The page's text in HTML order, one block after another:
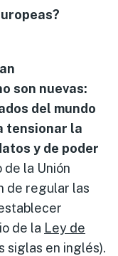
son nuevas:
del mundo
tensionar la
y de poder
de la Unión
de regular las
de la Ley de
siglas en inglés).